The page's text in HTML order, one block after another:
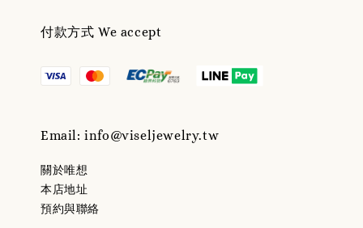
付款方式 We accept
Email: info@viseljewelry.tw
關於唯想
本店地址
預約與聯絡